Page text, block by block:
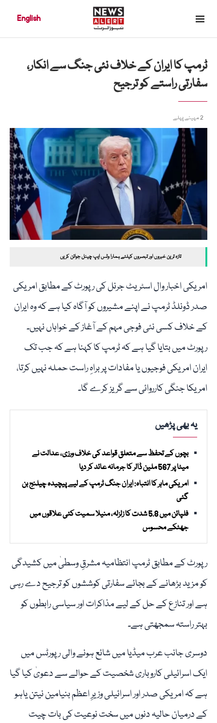
English
ٹرمپ کا ایران کے خلاف نئی جنگ سے انکار،
سفارتی راستے کو ترجیح
2 مہینے پہلے
تازہ ترین خبروں اور تبصروں کیلئے ہمارا وٹس ایپ چینل جوائن کریں
امریکی اخبار وال اسٹریٹ جرنل کی رپورٹ کے مطابق امریکی
صدر ڈونلڈ ٹرمپ نے اپنے مشیروں کو آگاہ کیا ہے کہ وہ ایران
کے خلاف کسی نئی فوجی مہم کے آغاز کے خواہاں نہیں۔
رپورٹ میں بتایا گیا ہے کہ ٹرمپ کا کہنا ہے کہ جب تک
ایران امریکی فوجیوں یا مفادات پر براہِ راست حملہ نہیں کرتا،
امریکا جنگی کارروائی سے گریز کرے گا۔
یہ بھی پڑھیں
بچوں کے تحفظ سے متعلق قواعد کی خلاف ورزی، عدالت نے
میٹا پر 567 ملین ڈالر کا جرمانہ عائد کر دیا
امریکی ماہر کا انتباہ: ایران جنگ ٹرمپ کے لیے پیچیدہ چیلنج بن
گئی
فلپائن میں 5.8 شدت کا زلزلہ، منیلا سمیت کئی علاقوں میں
جھٹکے محسوس
رپورٹ کے مطابق ٹرمپ انتظامیہ مشرقِ وسطیٰ میں کشیدگی
کو مزید بڑھانے کے بجائے سفارتی کوششوں کو ترجیح دے رہی
ہے اور تنازع کے حل کے لیے مذاکرات اور سیاسی رابطوں کو
بہتر راستہ سمجھتی ہے۔
دوسری جانب عرب میڈیا میں شائع ہونے والی رپورٹس میں
ایک اسرائیلی کاروباری شخصیت کے حوالے سے دعویٰ کیا گیا
ہے کہ امریکی صدر اور اسرائیلی وزیرِ اعظم بنیامین نیتن یاہو
کے درمیان حالیہ دنوں میں سخت نوعیت کی بات چیت